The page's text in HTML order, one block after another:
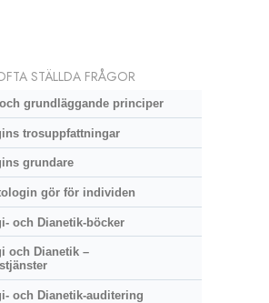
STÄLLDA FRÅGOR
grundläggande principer
trosuppfattningar
grundare
gör för individen
och Dianetik-böcker
och Dianetik –
och Dianetik-auditering